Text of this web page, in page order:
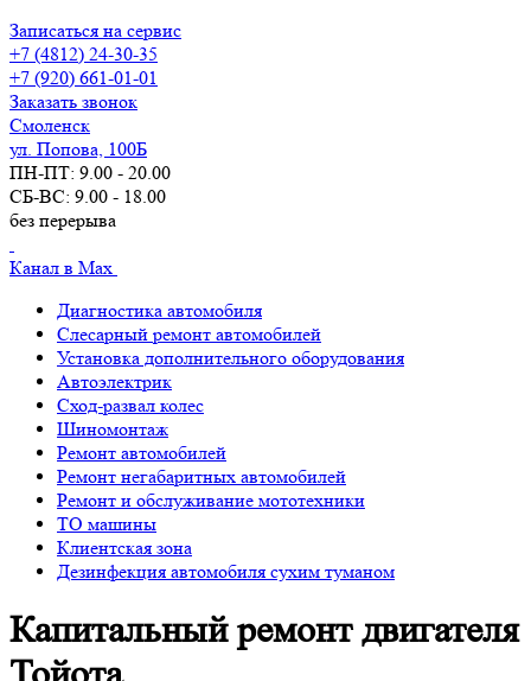
Записаться на сервис
+7 (4812) 24-30-35
+7 (920) 661-01-01
Заказать звонок
Смоленск
ул. Попова, 100Б
ПН-ПТ: 9.00 - 20.00
СБ-ВС: 9.00 - 18.00
без перерыва
Канал в Max
Диагностика автомобиля
Слесарный ремонт автомобилей
Установка дополнительного оборудования
Автоэлектрик
Сход-развал колес
Шиномонтаж
Ремонт автомобилей
Ремонт негабаритных автомобилей
Ремонт и обслуживание мототехники
ТО машины
Клиентская зона
Дезинфекция автомобиля сухим туманом
Капитальный ремонт двигателя